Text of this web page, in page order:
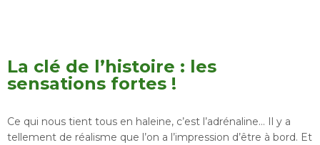
La clé de l’histoire : les
sensations fortes !
Ce qui nous tient tous en haleine, c’est l’adrénaline… Il y a
tellement de réalisme que l’on a l’impression d’être à bord. Et